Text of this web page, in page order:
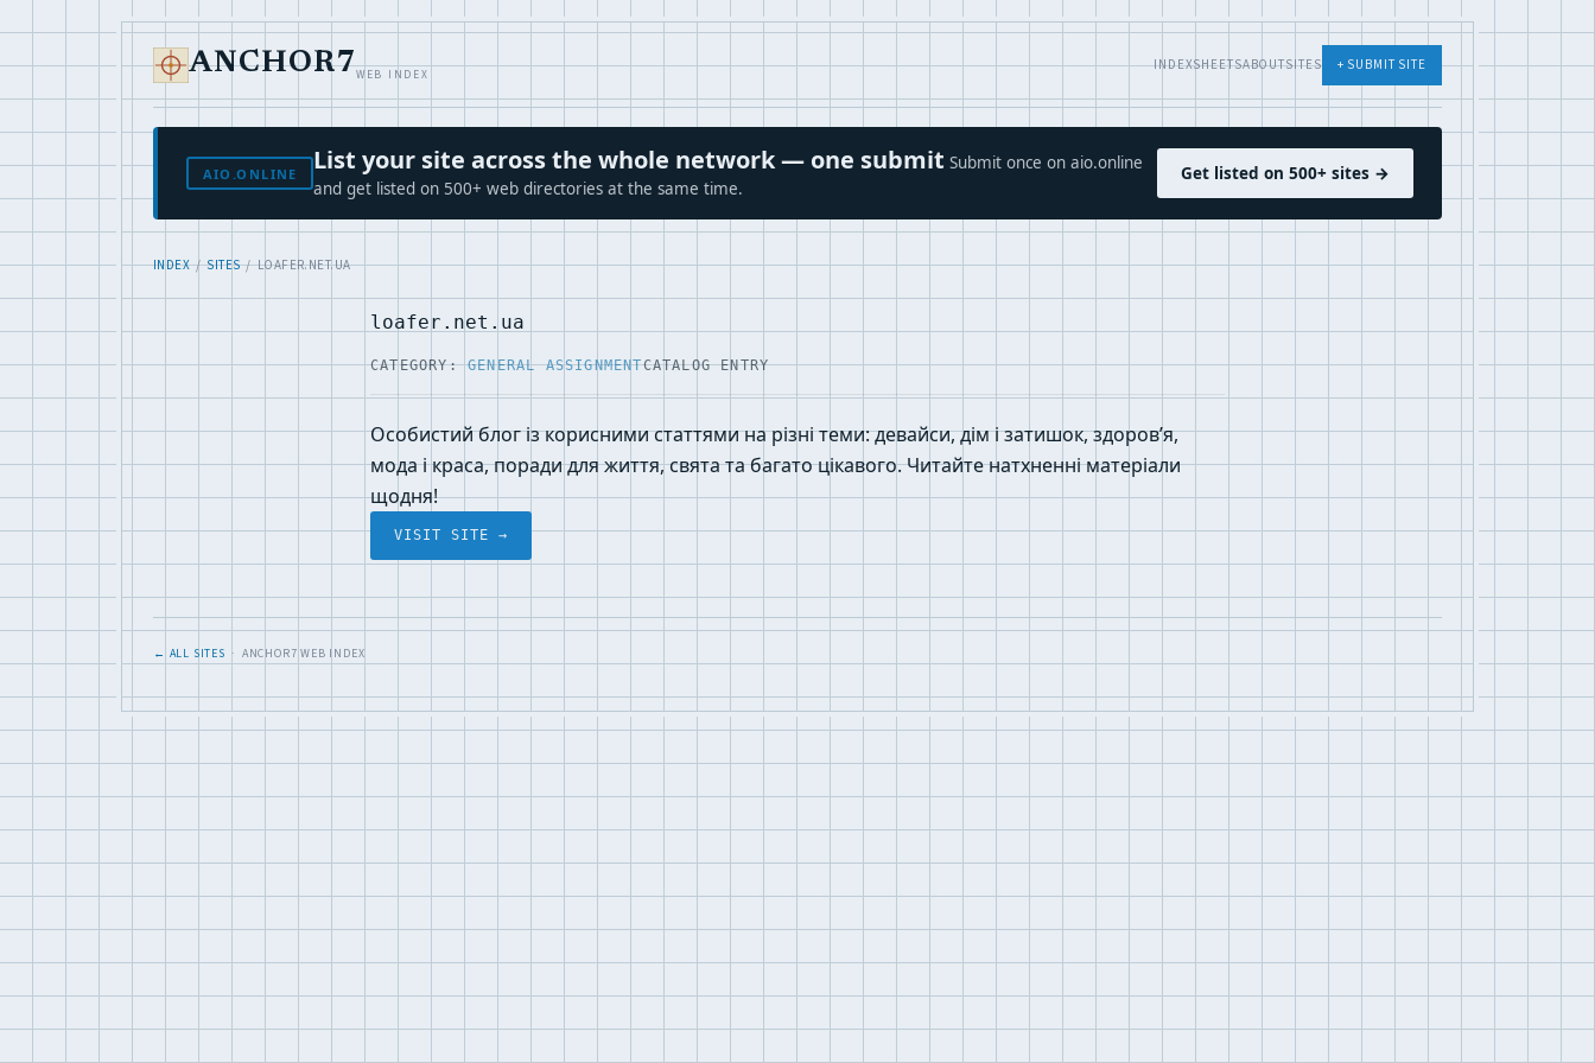
ANCHOR7WEB INDEX
INDEXSHEETSABOUTSITES + SUBMIT SITE
AIO.ONLINE List your site across the whole network — one submit Submit once on aio.online
and get listed on 500+ web directories at the same time.
Get listed on 500+ sites →
INDEX/SITES/ LOAFER.NET.UA
loafer.net.ua
CATEGORY:GENERAL ASSIGNMENTCATALOG ENTRY
Особистий блог із корисними статтями на різні теми: девайси, дім і затишок, здоров’я,
мода і краса, поради для життя, свята та багато цікавого. Читайте натхненні матеріали
щодня!
VISIT SITE →
← ALL SITES · ANCHOR7 WEB INDEX